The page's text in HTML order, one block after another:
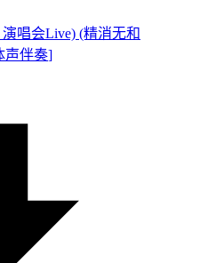
演唱会Live) (精消无和
声伴奏]